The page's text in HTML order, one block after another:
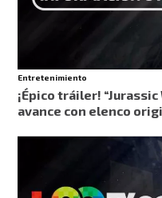
Entretenimiento
¡Épico tráiler!
avance con elenco